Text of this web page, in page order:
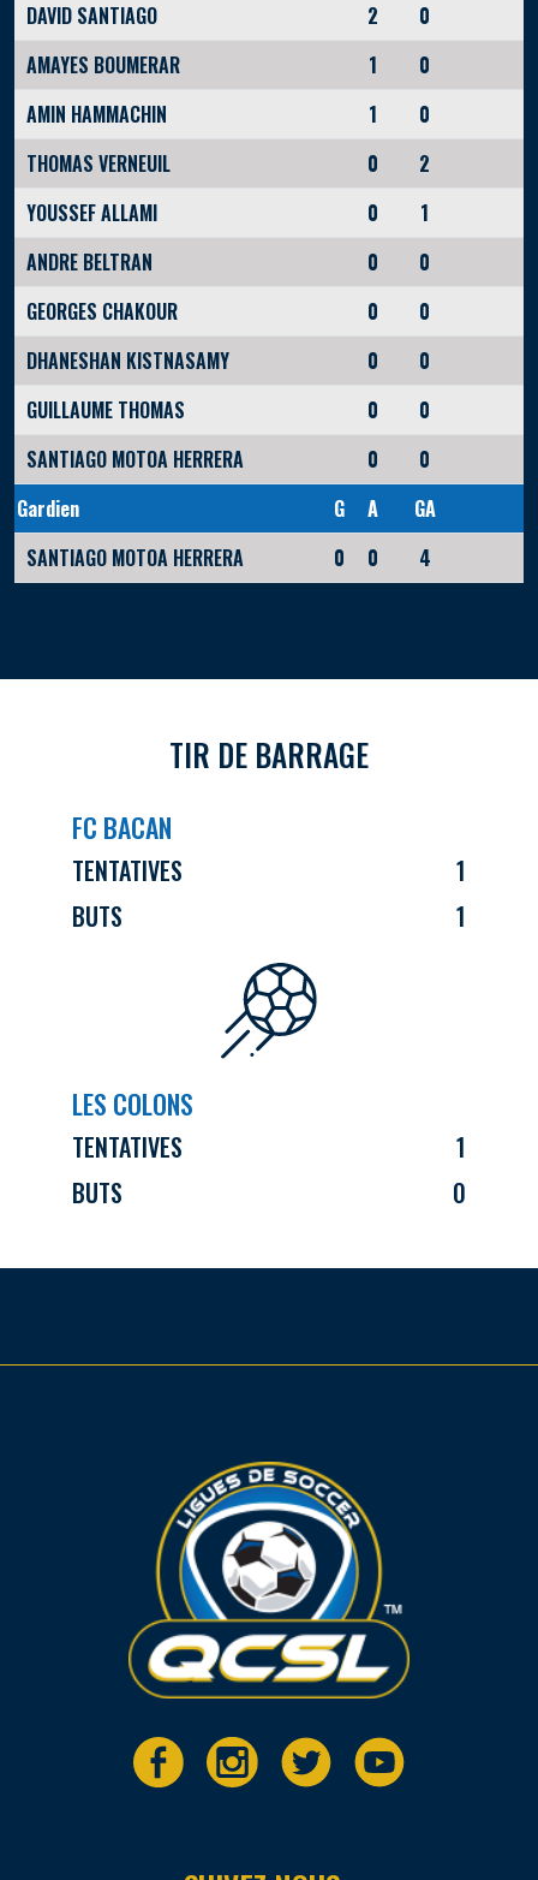
DAVID SANTIAGO 2
0
AMAYES BOUMERAR
1
0
AMIN HAMMACHIN
1
0
THOMAS VERNEUIL
0
2
YOUSSEF ALLAMI
0
1
ANDRE BELTRAN
0
0
GEORGES CHAKOUR
0
0
DHANESHAN KISTNASAMY
0
0
GUILLAUME THOMAS
0
0
SANTIAGO MOTOA HERRERA
0
0
Gardien
G A
GA
SANTIAGO MOTOA HERRERA
0 0 4
TIR DE BARRAGE
FC BACAN
TENTATIVES
1
BUTS
1
LES COLONS
1
TENTATIVES
0
BUTS